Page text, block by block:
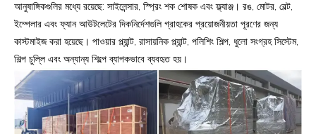
আনুষাঙ্গিকগুলির মধ্যে রয়েছে: সাইলেন্সার, স্প্রিং শক শোষক এবং ফ্ল্যাঞ্জ। রঙ, মোটর, বেল্ট,
ইম্পেলার এবং ফ্যান আউটলেটের দিকনির্দেশগুলি গ্রাহকের প্রয়োজনীয়তা পূরণের জন্য
কাস্টমাইজ করা হয়েছে। পাওয়ার প্ল্যান্ট, রাসায়নিক প্ল্যান্ট, পলিশিং শিল্প, ধুলো সংগ্রহ সিস্টেম,
শিল্প চুল্লি এবং অন্যান্য শিল্পে ব্যাপকভাবে ব্যবহৃত হয়।